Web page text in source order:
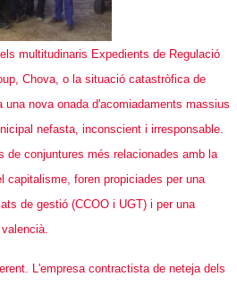
multitudinaris Expedients de Regulació
Chova, o la situació catastròfica de
una nova onada d'acomiadaments massius
nefasta, inconscient i irresponsable.
de conjuntures més relacionades amb la
capitalisme, foren propiciades per una
de gestió (CCOO i UGT) i per una
L'empresa contractista de neteja dels